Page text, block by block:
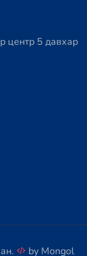
центр 5 давхар
by Mongol